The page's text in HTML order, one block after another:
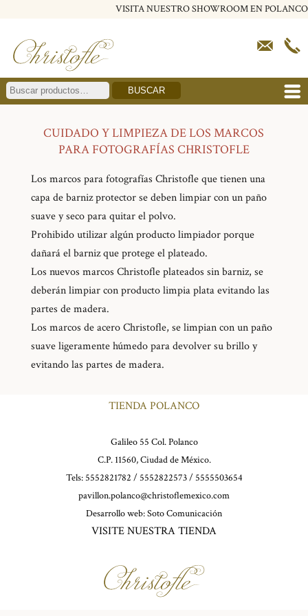
VISITA NUESTRO SHOWROOM EN POLANCO
BUSCAR
CUIDADO Y LIMPIEZA DE LOS MARCOS
PARA FOTOGRAFÍAS CHRISTOFLE
Los marcos para fotografías Christofle que tienen una
capa de barniz protector se deben limpiar con un paño
suave y seco para quitar el polvo.
Prohibido utilizar algún producto limpiador porque
dañará el barniz que protege el plateado.
Los nuevos marcos Christofle plateados sin barniz, se
deberán limpiar con producto limpia plata evitando las
partes de madera.
Los marcos de acero Christofle, se limpian con un paño
suave ligeramente húmedo para devolver su brillo y
evitando las partes de madera.
TIENDA POLANCO
Galileo 55 Col. Polanco
C.P. 11560, Ciudad de México.
Tels: 5552821782 / 5552822573 / 5555503654
pavillon.polanco@christoflemexico.com
Desarrollo web:Soto Comunicación
VISITE NUESTRA TIENDA